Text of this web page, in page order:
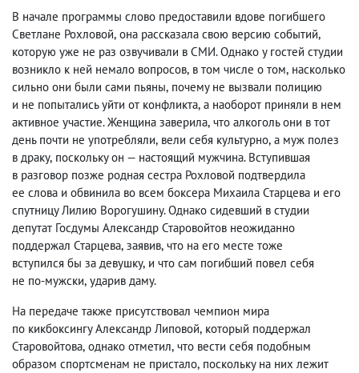
В начале программы слово предоставили вдове погибшего
Светлане Рохловой, она рассказала свою версию событий,
которую уже не раз озвучивали в СМИ. Однако у гостей студии
возникло к ней немало вопросов, в том числе о том, насколько
сильно они были сами пьяны, почему не вызвали полицию
и не попытались уйти от конфликта, а наоборот приняли в нем
активное участие. Женщина заверила, что алкоголь они в тот
день почти не употребляли, вели себя культурно, а муж полез
в драку, поскольку он — настоящий мужчина. Вступившая
в разговор позже родная сестра Рохловой подтвердила
ее слова и обвинила во всем боксера Михаила Старцева и его
спутницу Лилию Ворогушину. Однако сидевший в студии
депутат Госдумы Александр Старовойтов неожиданно
поддержал Старцева, заявив, что на его месте тоже
вступился бы за девушку, и что сам погибший повел себя
не по-мужски, ударив даму.
На передаче также присутствовал чемпион мира
по кикбоксингу Александр Липовой, который поддержал
Старовойтова, однако отметил, что вести себя подобным
образом спортсменам не пристало, поскольку на них лежит